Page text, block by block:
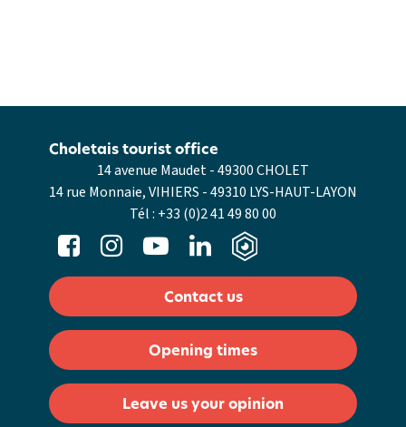
14 avenue Maudet - 49300 CHOLET
14 rue Monnaie, VIHIERS - 49310 LYS-HAUT-LAYON
Tél : +33 (0)2 41 49 80 00
Choletais tourist office
Contact us
Opening times
Leave us your opinion